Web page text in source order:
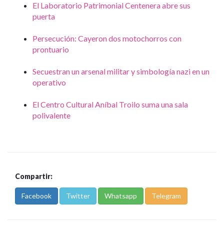
El Laboratorio Patrimonial Centenera abre sus
puerta
Persecución: Cayeron dos motochorros con
prontuario
Secuestran un arsenal militar y simbología nazi en un
operativo
El Centro Cultural Aníbal Troilo suma una sala
polivalente
Compartir:
Facebook Twitter Whatsapp Telegram